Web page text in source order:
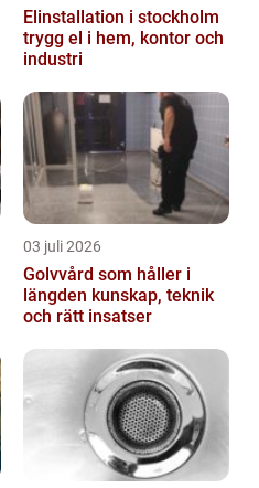
Elinstallation i stockholm
trygg el i hem, kontor och
industri
03 juli 2026
Golvvård som håller i
längden kunskap, teknik
och rätt insatser